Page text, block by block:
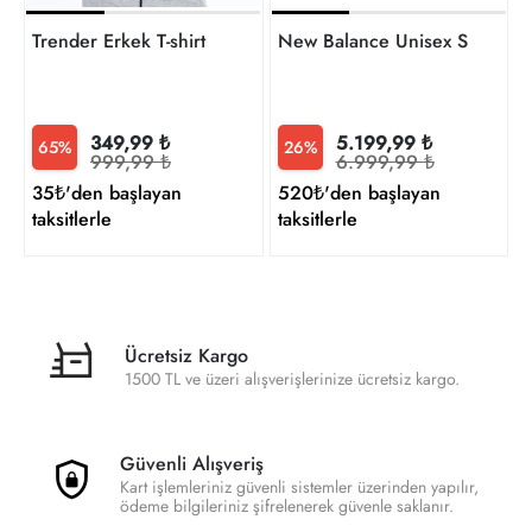
Trender Erkek T-shirt
65% 349,99 ₺
999,99 ₺
35₺'den başlayan
taksitlerle
New Balance Unisex Sneaker
26% 5.199,99 ₺
6.999,99 ₺
520₺'den başlayan
taksitlerle
Ücretsiz Kargo
1500 TL ve üzeri alışverişlerinize ücretsiz kargo.
Güvenli Alışveriş
Kart işlemleriniz güvenli sistemler üzerinden yapılır,
ödeme bilgileriniz şifrelenerek güvenle saklanır.